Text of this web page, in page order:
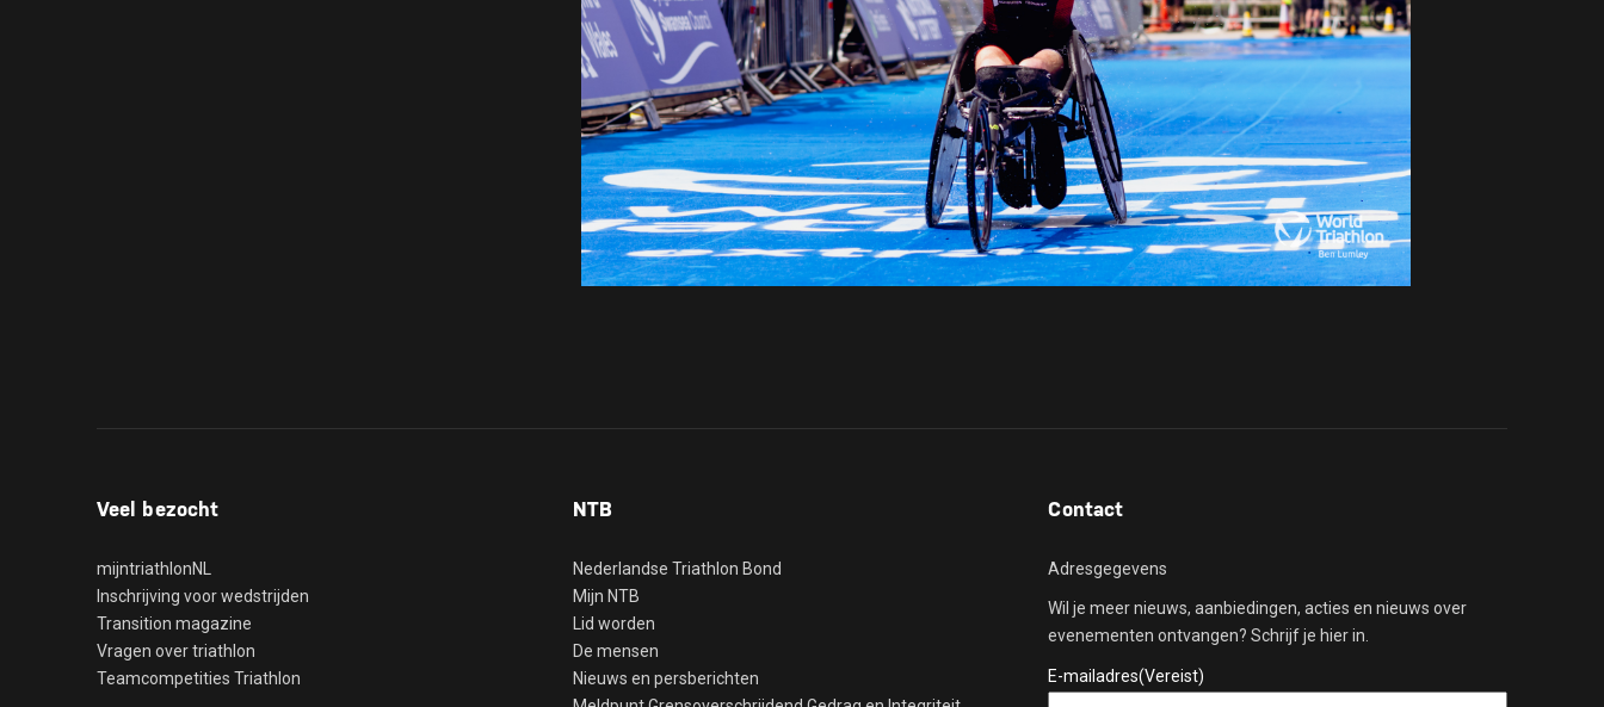
Veel bezocht
mijntriathlonNL
Inschrijving voor wedstrijden
Transition magazine
Vragen over triathlon
Teamcompetities Triathlon
NTB
Nederlandse Triathlon Bond
Mijn NTB
Lid worden
De mensen
Nieuws en persberichten
Contact
Adresgegevens
Wil je meer nieuws, aanbiedingen, acties en nieuws over
evenementen ontvangen? Schrijf je hier in.
E-mailadres(Vereist)